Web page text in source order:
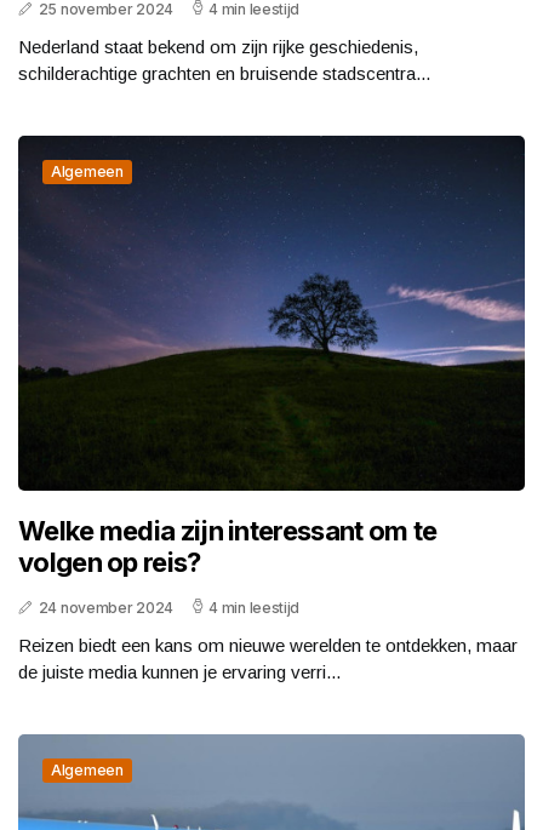
25 november 2024 4 min leestijd
Nederland staat bekend om zijn rijke geschiedenis,
schilderachtige grachten en bruisende stadscentra...
Algemeen
Welke media zijn interessant om te
volgen op reis?
24 november 2024 4 min leestijd
Reizen biedt een kans om nieuwe werelden te ontdekken, maar
de juiste media kunnen je ervaring verri...
Algemeen